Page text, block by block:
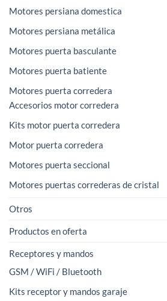
Motores persiana domestica
Motores persiana metálica
Motores puerta basculante
Motores puerta batiente
Motores puerta corredera
Accesorios motor corredera
Kits motor puerta corredera
Motor puerta corredera
Motores puerta seccional
Motores puertas correderas de cristal
Otros
Productos en oferta
Receptores y mandos
GSM / WiFi / Bluetooth
Kits receptor y mandos garaje